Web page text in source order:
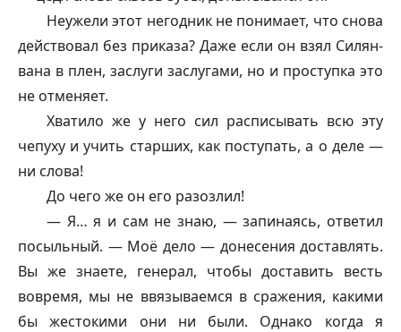
Неужели этот негодник не понимает, что снова
действовал без приказа? Даже если он взял Силян-
вана в плен, заслуги заслугами, но и проступка это
не отменяет.
Хватило же у него сил расписывать всю эту
чепуху и учить старших, как поступать, а о деле —
ни слова!
До чего же он его разозлил!
— Я… я и сам не знаю, — запинаясь, ответил
посыльный. — Моё дело — донесения доставлять.
Вы же знаете, генерал, чтобы доставить весть
вовремя, мы не ввязываемся в сражения, какими
бы жестокими они ни были. Однако когда я